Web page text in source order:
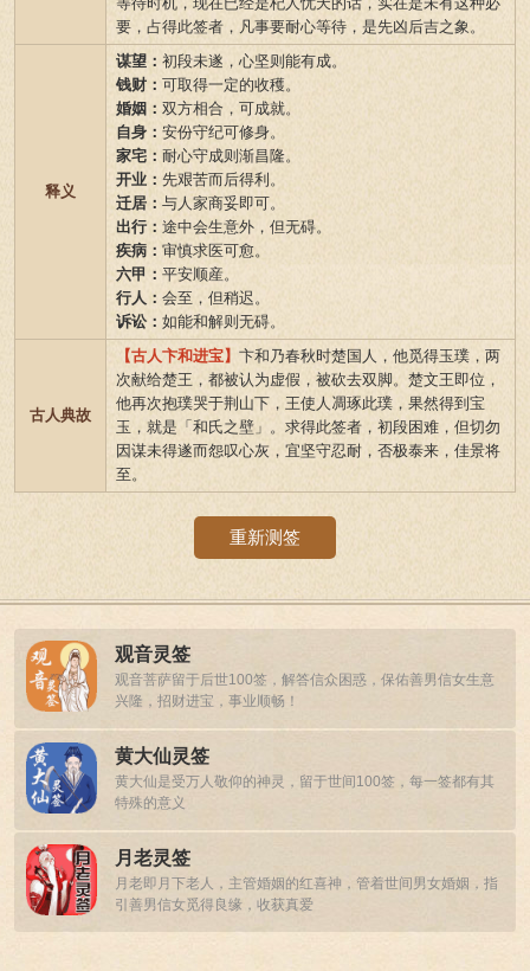
要，占得此签者，凡事要耐心等待，是先凶后吉之象。
释义
谋望： 初段未遂，心坚则能有成。
钱财： 可取得一定的收穫。
婚姻： 双方相合，可成就。
自身： 安份守纪可修身。
家宅： 耐心守成则渐昌隆。
开业： 先艰苦而后得利。
迁居： 与人家商妥即可。
出行： 途中会生意外，但无碍。
疾病： 审慎求医可愈。
六甲： 平安顺産。
行人： 会至，但稍迟。
诉讼： 如能和解则无碍。
古人典故
【古人卞和进宝】 卞和乃春秋时楚国人，他觅得玉璞，两
次献给楚王，都被认为虚假，被砍去双脚。楚文王即位，
他再次抱璞哭于荆山下，王使人凋琢此璞，果然得到宝
玉，就是「和氏之壁」。求得此签者，初段困难，但切勿
因谋未得遂而怨叹心灰，宜坚守忍耐，否极泰来，佳景将
至。
重新测签
观音灵签
观音菩萨留于后世100签，解答信众困惑，保佑善男信女生意
兴隆，招财进宝，事业顺畅！
黄大仙灵签
黄大仙是受万人敬仰的神灵，留于世间100签，每一签都有其
特殊的意义
月老灵签
月老即月下老人，主管婚姻的红喜神，管着世间男女婚姻，指
引善男信女觅得良缘，收获真爱